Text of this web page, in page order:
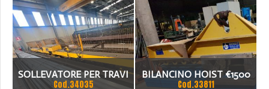
SOLLEVATORE PER TRAVI
Cod.34035
BILANCINO HOIST €1500
Cod.33811